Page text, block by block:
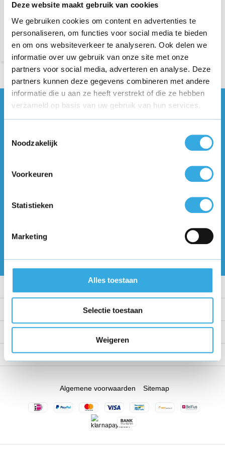
Deze website maakt gebruik van cookies
We gebruiken cookies om content en advertenties te
personaliseren, om functies voor social media te bieden
en om ons websiteverkeer te analyseren. Ook delen we
informatie over uw gebruik van onze site met onze
partners voor social media, adverteren en analyse. Deze
partners kunnen deze gegevens combineren met andere
informatie die u aan ze heeft verstrekt of die ze hebben
verzameld op basis van uw gebruik van hun services.
Noodzakelijk
Voorkeuren
Statistieken
Marketing
Alles toestaan
Selectie toestaan
Weigeren
Vragen of meer informatie?
Ontvang de nieuwste aanbiedingen en
Abonneer
Contact
Algemene voorwaarden Sitemap